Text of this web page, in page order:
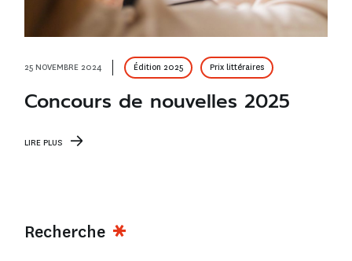
25 NOVEMBRE 2024 Édition 2025 Prix littéraires
Concours de nouvelles 2025
LIRE PLUS
Recherche